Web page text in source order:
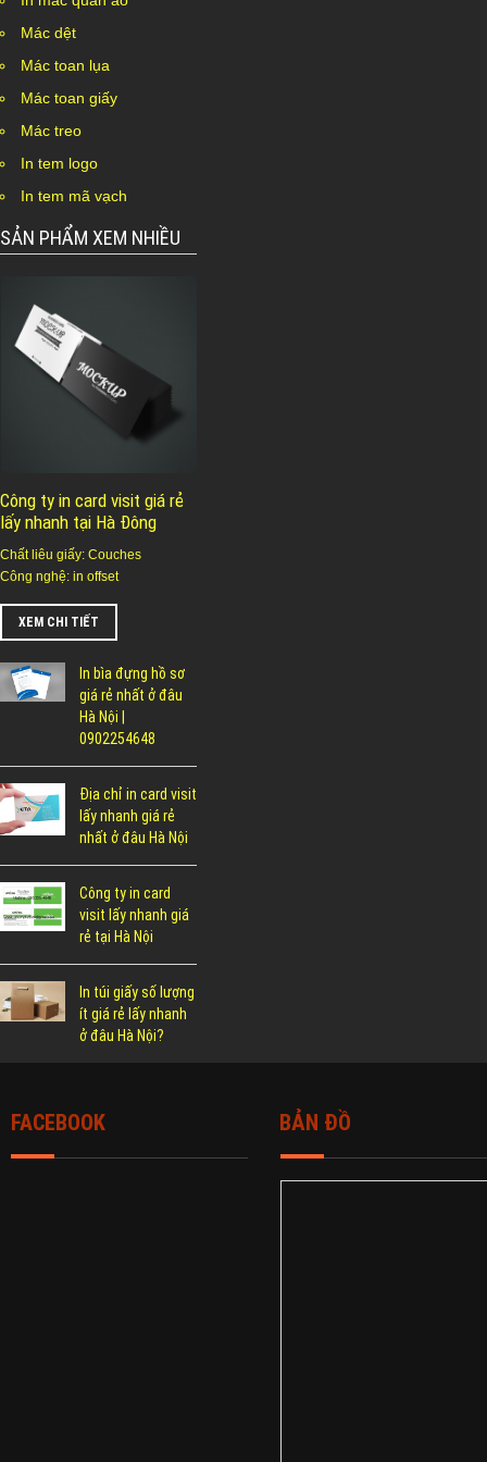
Mác dệt
Mác toan lụa
Mác toan giấy
Mác treo
In tem logo
In tem mã vạch
SẢN PHẨM XEM NHIỀU
Công ty in card visit giá rẻ
lấy nhanh tại Hà Đông
Chất liêu giấy: Couches
Công nghệ: in offset
XEM CHI TIẾT
In bìa đựng hồ sơ
giá rẻ nhất ở đâu
Hà Nội |
0902254648
Địa chỉ in card visit
lấy nhanh giá rẻ
nhất ở đâu Hà Nội
Công ty in card
visit lấy nhanh giá
rẻ tại Hà Nội
In túi giấy số lượng
ít giá rẻ lấy nhanh
ở đâu Hà Nội?
FACEBOOK BẢN ĐỒ